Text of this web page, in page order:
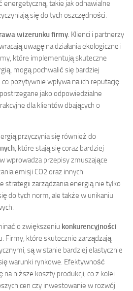
takie jak odnawialne
się do tych oszczędności.
wizerunku firmy. Klienci i partnerzy
uwagę na działania ekologiczne i
które implementują skuteczne
mogą pochwalić się bardziej
pozytywnie wpływa na ich reputację
jako odpowiedzialne
dla klientów dbających o
przyczynia się również do
, które stają się coraz bardziej
wprowadza przepisy zmuszające
emisji CO2 oraz innych
strategii zarządzania energią nie tylko
do tych norm, ale także w unikaniu
o zwiększeniu konkurencyjności
Firmy, które skutecznie zarządzają
są w stanie bardziej elastycznie
warunki rynkowe. Efektywność
na niższe koszty produkcji, co z kolei
cen czy inwestowanie w rozwój